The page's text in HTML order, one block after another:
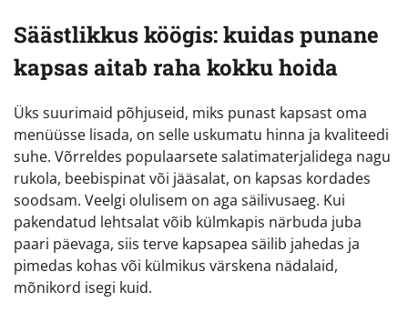
Säästlikkus köögis: kuidas punane
kapsas aitab raha kokku hoida
Üks suurimaid põhjuseid, miks punast kapsast oma
menüüsse lisada, on selle uskumatu hinna ja kvaliteedi
suhe. Võrreldes populaarsete salatimaterjalidega nagu
rukola, beebispinat või jääsalat, on kapsas kordades
soodsam. Veelgi olulisem on aga säilivusaeg. Kui
pakendatud lehtsalat võib külmkapis närbuda juba
paari päevaga, siis terve kapsapea säilib jahedas ja
pimedas kohas või külmikus värskena nädalaid,
mõnikord isegi kuid.